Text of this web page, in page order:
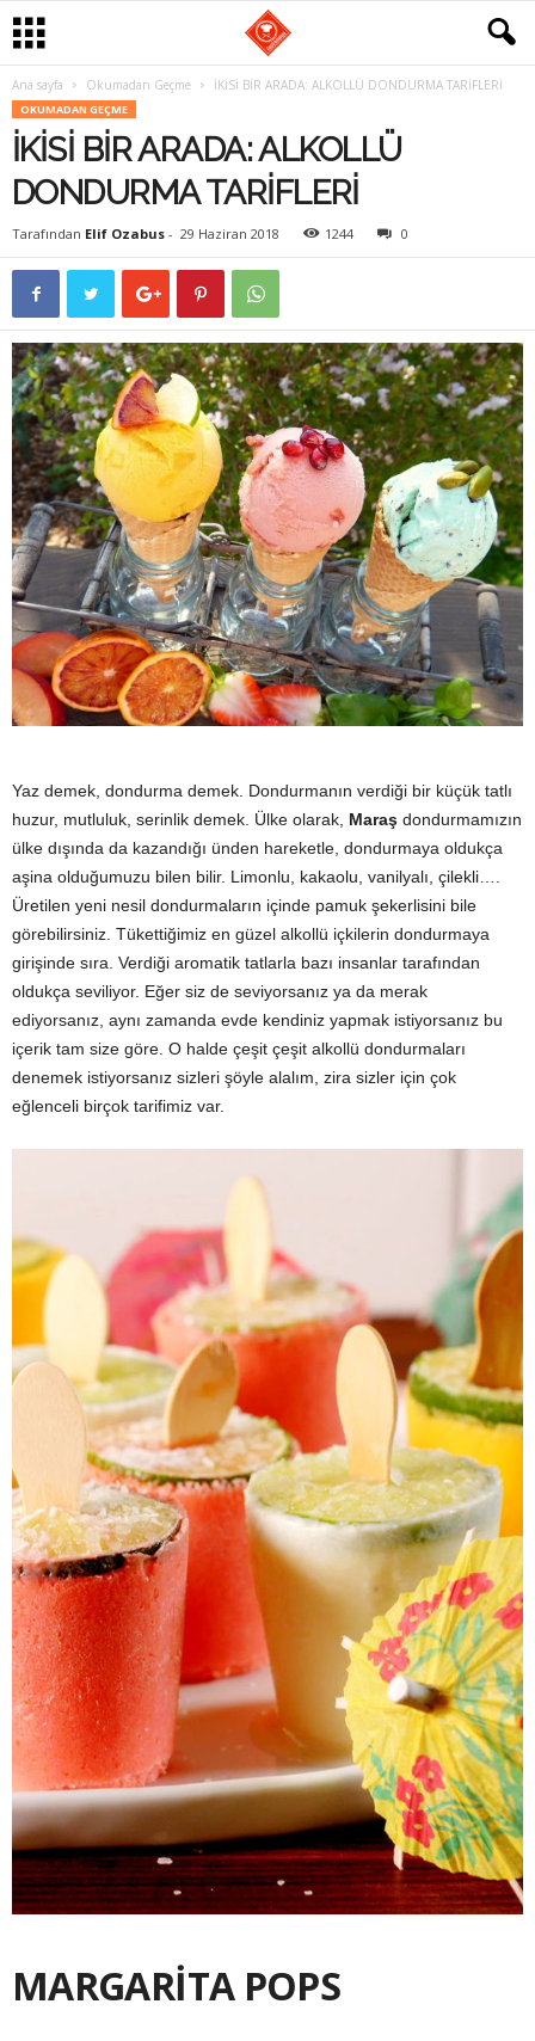
Ana sayfa Okumadan Geçme İKİSİ BİR ARADA: ALKOLLÜ DONDURMA TARİFLERİ
OKUMADAN GEÇME
İKİSİ BİR ARADA: ALKOLLÜ
DONDURMA TARİFLERİ
Tarafından Elif Ozabus - 29 Haziran 2018 1244 0
Yaz demek, dondurma demek. Dondurmanın verdiği bir küçük tatlı
huzur, mutluluk, serinlik demek. Ülke olarak, Maraş dondurmamızın
ülke dışında da kazandığı ünden hareketle, dondurmaya oldukça
aşina olduğumuzu bilen bilir. Limonlu, kakaolu, vanilyalı, çilekli….
Üretilen yeni nesil dondurmaların içinde pamuk şekerlisini bile
görebilirsiniz. Tükettiğimiz en güzel alkollü içkilerin dondurmaya
girişinde sıra. Verdiği aromatik tatlarla bazı insanlar tarafından
oldukça seviliyor. Eğer siz de seviyorsanız ya da merak
ediyorsanız, aynı zamanda evde kendiniz yapmak istiyorsanız bu
içerik tam size göre. O halde çeşit çeşit alkollü dondurmaları
denemek istiyorsanız sizleri şöyle alalım, zira sizler için çok
eğlenceli birçok tarifimiz var.
MARGARİTA POPS